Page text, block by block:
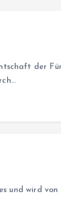
der
wird von